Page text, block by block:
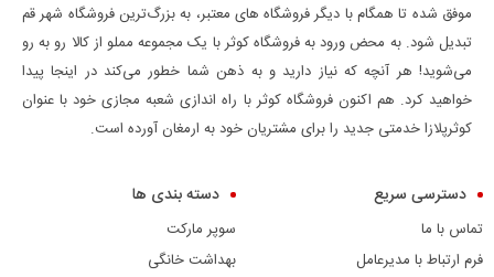
موفق شده تا همگام با دیگر فروشگاه های معتبر، به بزرگ‌ترین فروشگاه شهر قم
تبدیل شود. به محض ورود به فروشگاه کوثر با یک مجموعه مملو از کالا رو به رو
می‌شوید! هر آنچه که نیاز دارید و به ذهن شما خطور می‌کند در اینجا پیدا
خواهید کرد. هم اکنون فروشگاه کوثر با راه اندازی شعبه مجازی خود با عنوان
کوثرپلازا خدمتی جدید را برای مشتریان خود به ارمغان آورده است.
دسترسی سریع
تماس با ما
فرم ارتباط با مدیرعامل
دسته بندی ها
سوپر مارکت
بهداشت خانگی